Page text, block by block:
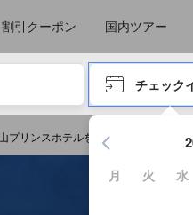
割引クーポン 国内ツアー
印キーやタブキーで進み、エン
チェック
エンターキーを押
月 火 水
プリンスホテルを予約する
泊を終えたゲストから提供さ